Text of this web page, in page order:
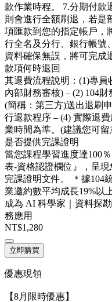
款作業時程。 7.分期付款
則會進行全額刷退，若是
項匯款到您的指定帳戶，
行全名及分行、銀行帳號
資料確保無誤，將可完成
款項何時退回
其退費流程說明：(1)專員
內部財務審核) – (2) 104
(簡稱：第三方)送出退刷
行退款程序 – (4) 實際退
業時間為準。(建議您可
是否提供完課證明
當您課程學習進度達100
表-資格認證欄位』，呈
完課證明文件。 ＊據104
業邀約數平均成長19%以
成為 AI 科學家｜資料探
務應用
NT$1,280
立即購買
優惠現領
【8月限時優惠】